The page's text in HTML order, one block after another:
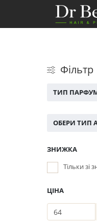
Фільтр
ТИП
ОБЕРИ ТИП
ЗНИЖКА
Тільки зі
ЦІНА